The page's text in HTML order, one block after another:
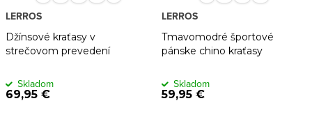
Džínsové kraťasy v
strečovom prevedení
LERROS
69,95 €
Skladom
Tmavomodré športové
pánske chino kraťasy
LERROS
59,95 €
Skladom